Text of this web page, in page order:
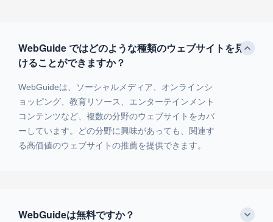
WebGuide ではどのような種類のウェブサイトを見つ
けることができますか？
WebGuideは、ソーシャルメディア、オンラインシ
ョッピング、教育リソース、エンターテインメント
コンテンツなど、複数の分野のウェブサイトをカバ
ーしています。どの分野に興味があっても、関連す
る高価値のウェブサイトの推薦を提供できます。
WebGuideは無料ですか？